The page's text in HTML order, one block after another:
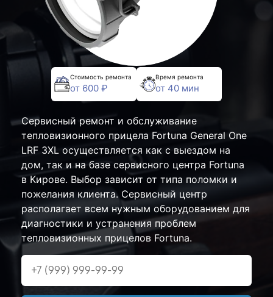
Стоимость ремонта
от 600 ₽
Время ремонта
от 40 мин
Сервисный ремонт и обслуживание
тепловизионного прицела Fortuna General One
LRF 3XL осуществляется как с выездом на
дом, так и на базе сервисного центра Fortuna
в Кирове. Выбор зависит от типа поломки и
пожелания клиента. Сервисный центр
располагает всем нужным оборудованием для
диагностики и устранения проблем
тепловизионных прицелов Fortuna.